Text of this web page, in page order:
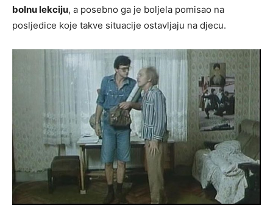
bolnu lekciju, a posebno ga je boljela pomisao na
posljedice koje takve situacije ostavljaju na djecu.